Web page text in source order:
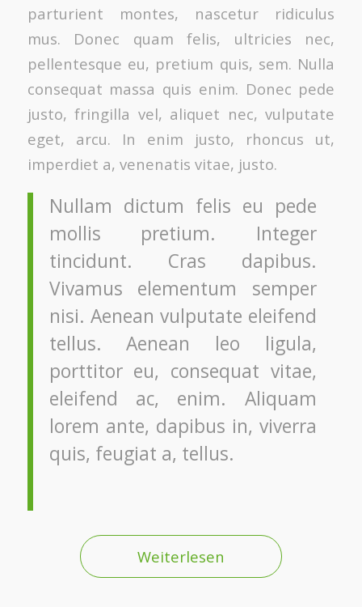
parturient montes, nascetur ridiculus
mus. Donec quam felis, ultricies nec,
pellentesque eu, pretium quis, sem. Nulla
consequat massa quis enim. Donec pede
justo, fringilla vel, aliquet nec, vulputate
eget, arcu. In enim justo, rhoncus ut,
imperdiet a, venenatis vitae, justo.
Nullam dictum felis eu pede
mollis pretium. Integer
tincidunt. Cras dapibus.
Vivamus elementum semper
nisi. Aenean vulputate eleifend
tellus. Aenean leo ligula,
porttitor eu, consequat vitae,
eleifend ac, enim. Aliquam
lorem ante, dapibus in, viverra
quis, feugiat a, tellus.
Weiterlesen